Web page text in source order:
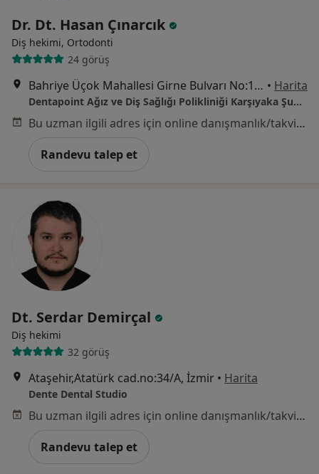
Dr. Dt. Hasan Çınarcık
Diş hekimi, Ortodonti
24 görüş
Bahriye Üçok Mahallesi Girne Bulvarı No:154/A, Karşıyaka • Harita
Dentapoint Ağız ve Diş Sağlığı Polikliniği Karşıyaka Şubesi
Bu uzman ilgili adres için online danışmanlık/takvim sunmuyor.
Randevu talep et
Dt. Serdar Demirçal
Diş hekimi
32 görüş
Ataşehir,Atatürk cad.no:34/A, İzmir • Harita
Dente Dental Studio
Bu uzman ilgili adres için online danışmanlık/takvim sunmuyor.
Randevu talep et